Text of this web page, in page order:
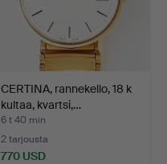
CERTINA, rannekello, 18 k
kultaa, kvartsi,…
6 t 40 min
2 tarjousta
770 USD